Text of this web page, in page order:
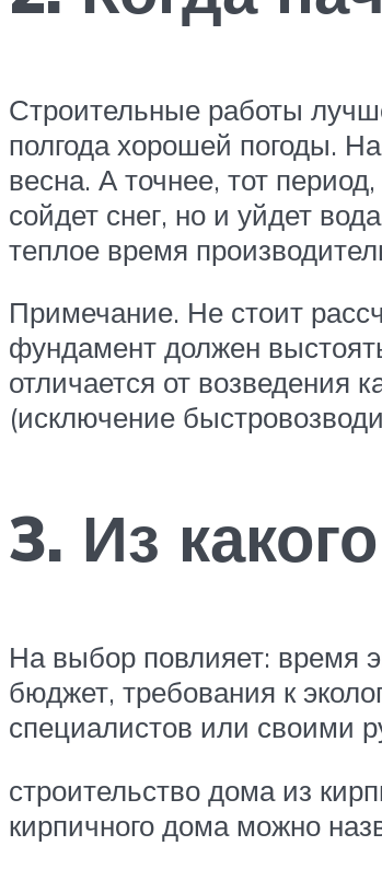
Строительные работы
полгода хорошей погоды.
весна. А точнее, тот
сойдет снег, но и уйдет
теплое время
Примечание. Не стоит
фундамент должен
отличается от возведения
(исключение
3. Из
На выбор повлияет: время
бюджет, требования к
специалистов или своими
строительство дома из
кирпичного дома можно